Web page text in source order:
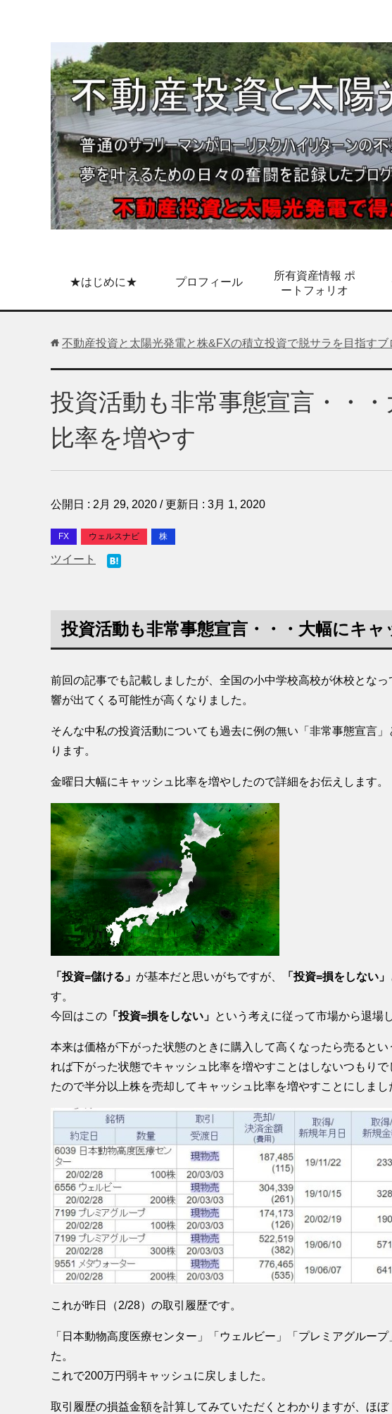
★はじめに★ プロフィール
所有資産情報 ポ
ートフォリオ
不動産投資と太陽光発電と株&FXの積立投資で脱サラを目指すブ
投資活動も非常事態宣言・・
比率を増やす
公開日 : 2月 29, 2020 / 更新日 : 3月 1, 2020
FX ウェルスナビ 株
ツイート
投資活動も非常事態宣言・・・大幅にキ
前回の記事でも記載しましたが、全国の小中学校高校が休校とな
響が出てくる可能性が高くなりました。
そんな中私の投資活動についても過去に例の無い「非常事態宣言
ります。
金曜日大幅にキャッシュ比率を増やしたので詳細をお伝えします。
「投資=儲ける」 が基本だと思いがちですが、 「投資=損をしない」
す。
今回はこの 「投資=損をしない」 という考えに従って市場から退場
本来は価格が下がった状態のときに購入して高くなったら売ると
れば下がった状態でキャッシュ比率を増やすことはしないつもり
たので半分以上株を売却してキャッシュ比率を増やすことにしまし
これが昨日（2/28）の取引履歴です。
「日本動物高度医療センター」「ウェルビー」「プレミアグルー
た。
これで200万円弱キャッシュに戻しました。
取引履歴の損益金額を計算してみていただくとわかりますが、ほ